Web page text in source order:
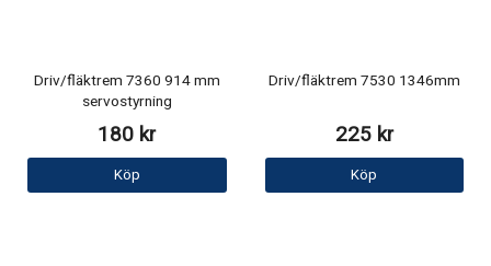
Driv/fläktrem 7360 914 mm
servostyrning
180 kr
Köp
Driv/fläktrem 7530 1346mm
225 kr
Köp